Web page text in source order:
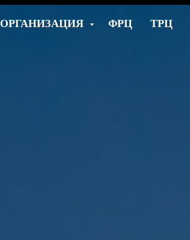
ОРГАНИЗАЦИЯ ФРЦ ТРЦ